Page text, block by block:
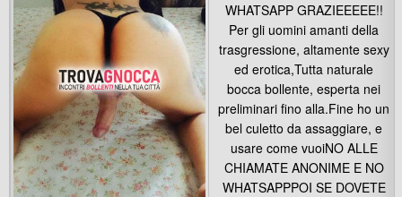
WHATSAPP GRAZIEEEEE!!
Per gli uomini amanti della
trasgressione, altamente sexy
ed erotica,Tutta naturale
bocca bollente, esperta nei
preliminari fino alla.Fine ho un
bel culetto da assaggiare, e
usare come vuoiNO ALLE
CHIAMATE ANONIME E NO
WHATSAPPPOI SE DOVETE